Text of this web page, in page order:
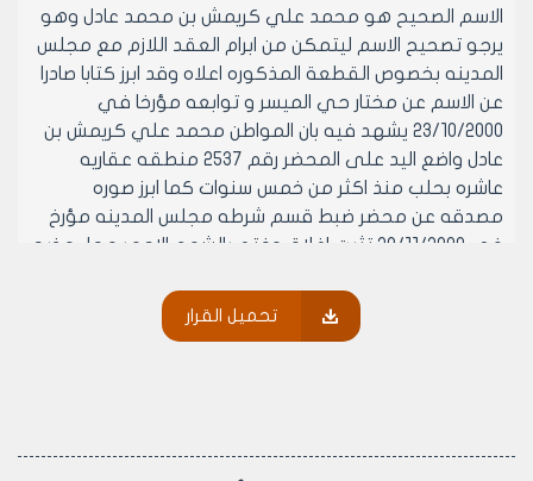
الاسم الصحيح هو محمد علي كريمش بن محمد عادل وهو
يرجو تصحيح الاسم ليتمكن من ابرام العقد اللازم مع مجلس
المدينه بخصوص القطعة المذكوره اعلاه وقد ابرز كتابا صادرا
عن الاسم عن مختار حي الميسر و توابعه مؤرخا في
23/10/2000 يشهد فيه بان المواطن محمد علي كريمش بن
عادل واضع اليد على المحضر رقم 2537 منطقه عقاريه
عاشره بحلب منذ اكثر من خمس سنوات كما ابرز صوره
مصدقه عن محضر ضبط قسم شرطه مجلس المدينه مؤرخ
في 29/11/2000 تثبت اغلاق وختم بالشمع الاحمر محل مذبح
الرجوع الى اضباره القطعه 19 مذابح فروج باسم محمد علي
تحميل القرار